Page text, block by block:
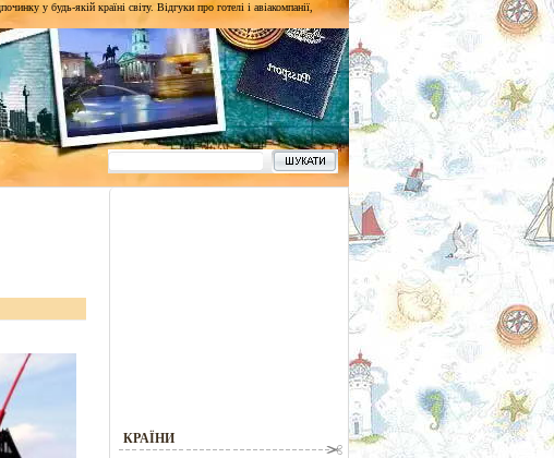
у будь-якій країні світу. Відгуки про готелі і авіакомпанії,
КРАЇНИ